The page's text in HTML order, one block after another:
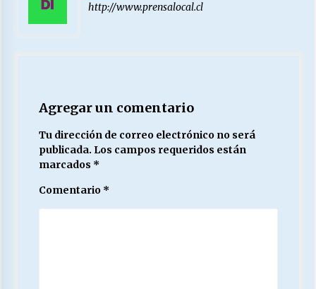
http://www.prensalocal.cl
Agregar un comentario
Tu dirección de correo electrónico no será
publicada. Los campos requeridos están
marcados *
Comentario *